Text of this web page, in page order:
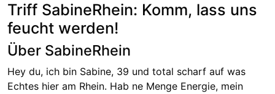
Triff SabineRhein: Komm, lass uns
feucht werden!
Über SabineRhein
Hey du, ich bin Sabine, 39 und total scharf auf was
Echtes hier am Rhein. Hab ne Menge Energie, mein